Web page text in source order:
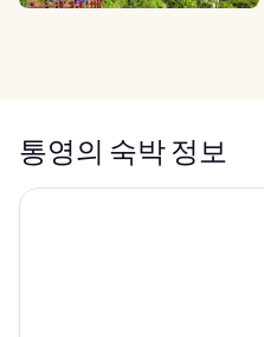
통영의 숙박 정보
스탠포드 호텔앤리조트 통영